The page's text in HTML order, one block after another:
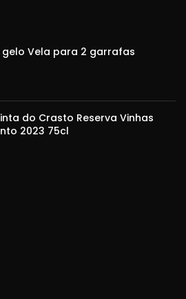
gelo Vela para 2 garrafas
do Crasto Reserva Vinhas
2023 75cl